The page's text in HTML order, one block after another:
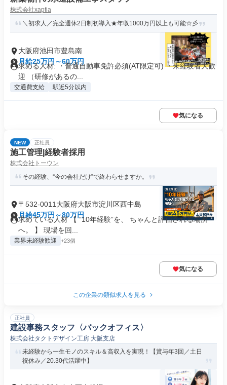
株式会社xaptia
＼初求人／完全週休2日制初導入★年収1000万円以上も可能☆彡
大阪府池田市豊島南
月給25万円～60万円
求める人材: ・普通自動車免許必須(AT限定可) ・未経験者大歓
迎 （研修があるの...
交通費支給 駅近5分以内
気になる
NEW 正社員
施工管理|経験者採用
株式会社トーウン
その経験、“今の会社だけ”で終わらせますか。
〒532-0011大阪府大阪市淀川区西中島
月給45万円～80万円
求めている人材 【 “10年経験”を、 ちゃんと評価される場所
へ。 】 現場を回...
業界未経験歓迎 +23個
気になる
この企業の類似求人を見る
正社員
建設事務スタッフ〈バックオフィス〉
株式会社タクトデザイン工房 大阪支店
未経験から一生モノのスキル＆高収入を実現！【賞与年3回／土日
祝休み／20.30代活躍中】